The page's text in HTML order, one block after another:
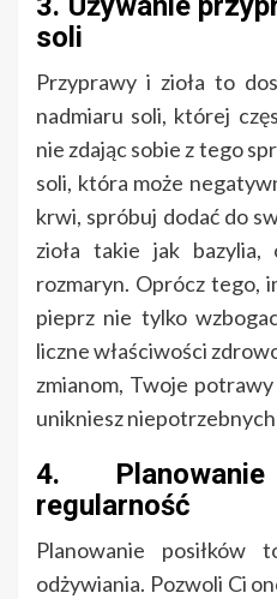
soli
Przyprawy i zioła to
nadmiaru soli, której
nie zdając sobie z tego
soli, która może
krwi, spróbuj dodać do
zioła takie jak bazylia,
rozmaryn. Oprócz tego,
pieprz nie tylko
liczne właściwości
zmianom, Twoje potrawy
unikniesz
4.
regularność
Planowanie
odżywiania. Pozwoli Ci